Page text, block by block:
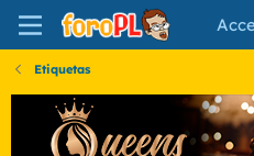
Etiquetas